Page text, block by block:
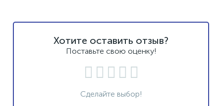
Хотите оставить отзыв?
Поставьте свою оценку!
Сделайте выбор!